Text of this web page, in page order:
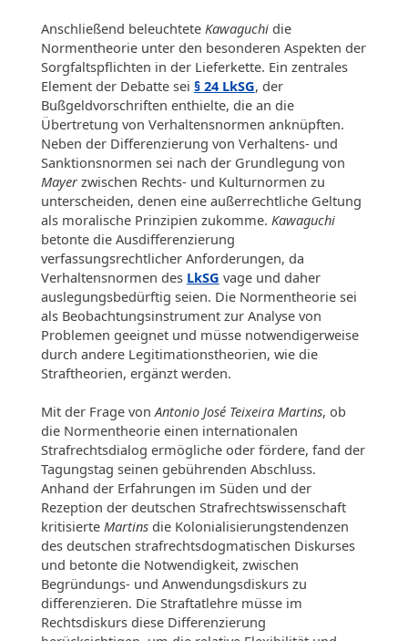
Anschließend beleuchtete Kawaguchidie
Normentheorie unter den besonderen Aspekten der
Sorgfaltspflichten in der Lieferkette. Ein zentrales
Element der Debatte sei § 24 LkSG, der
Bußgeldvorschriften enthielte, die an die
Übertretung von Verhaltensnormen anknüpften.
Neben der Differenzierung von Verhaltens- und
Sanktionsnormen sei nach der Grundlegung von
Mayerzwischen Rechts- und Kulturnormen zu
unterscheiden, denen eine außerrechtliche Geltung
als moralische Prinzipien zukomme. Kawaguchi
betonte die Ausdifferenzierung
verfassungsrechtlicher Anforderungen, da
Verhaltensnormen des LkSG vage und daher
auslegungsbedürftig seien. Die Normentheorie sei
als Beobachtungsinstrument zur Analyse von
Problemen geeignet und müsse notwendigerweise
durch andere Legitimationstheorien, wie die
Straftheorien, ergänzt werden.
Mit der Frage von Antonio José Teixeira Martins, ob
die Normentheorie einen internationalen
Strafrechtsdialog ermögliche oder fördere, fand der
Tagungstag seinen gebührenden Abschluss.
Anhand der Erfahrungen im Süden und der
Rezeption der deutschen Strafrechtswissenschaft
kritisierte Martinsdie Kolonialisierungstendenzen
des deutschen strafrechtsdogmatischen Diskurses
und betonte die Notwendigkeit, zwischen
Begründungs- und Anwendungsdiskurs zu
differenzieren. Die Straftatlehre müsse im
Rechtsdiskurs diese Differenzierung